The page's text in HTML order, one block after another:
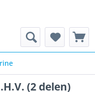
(2 delen)